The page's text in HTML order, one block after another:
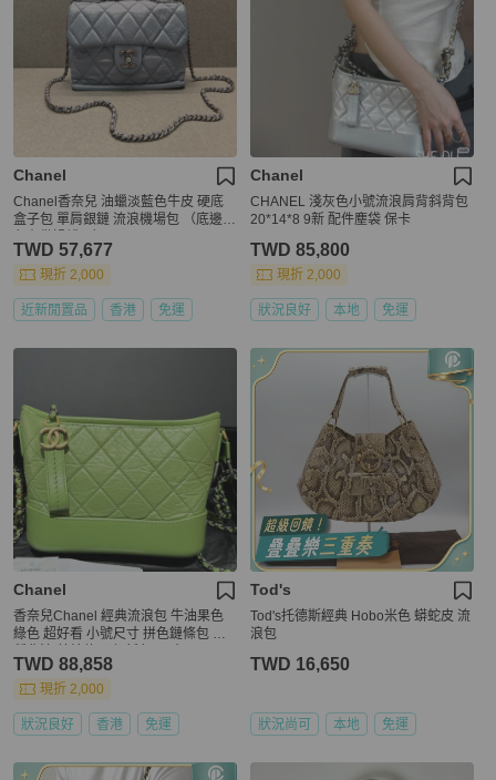
Chanel
Chanel香奈兒 油蠟淡藍色牛皮 硬底
盒子包 單肩銀鏈 流浪機場包 （底邊邊
TWD 57,677
現折 2,000
近新閒置品 香港 免運
Chanel
CHANEL 淺灰色小號流浪肩背斜背包
20*14*8 9新 配件塵袋 保卡
TWD 85,800
現折 2,000
狀況良好 本地 免運
Chanel
香奈兒Chanel 經典流浪包 牛油果色
綠色 超好看 小號尺寸 拼色鏈條包 多
附件：塵袋+盒
TWD 88,858
現折 2,000
狀況良好 香港 免運
Tod's
Tod's托德斯經典 Hobo米色 蟒蛇皮 流
浪包
TWD 16,650
狀況尚可 本地 免運